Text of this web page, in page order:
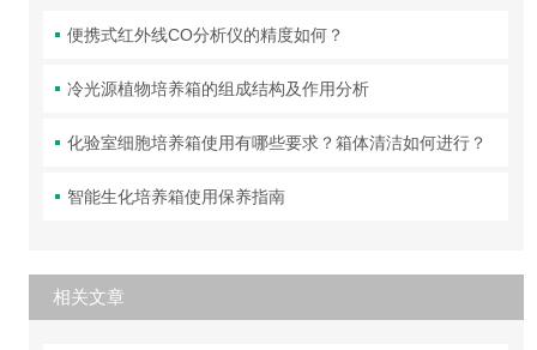
便携式红外线CO分析仪的精度如何？
冷光源植物培养箱的组成结构及作用分析
化验室细胞培养箱使用有哪些要求？箱体清洁如何进行？
智能生化培养箱使用保养指南
相关文章